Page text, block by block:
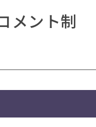
メント制